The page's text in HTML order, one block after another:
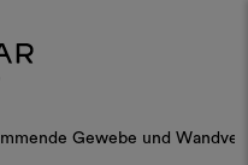
Gewebe und